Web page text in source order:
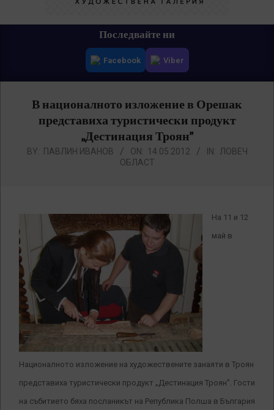
Последвайте ни
Facebook Viber
В националното изложение в Орешак
представиха туристически продукт
„Дестинация Троян”
BY: ПАВЛИН ИВАНОВ ON: 14.05.2012 IN: ЛОВЕЧ
ОБЛАСТ
На 11 и 12
май в
Националното изложение на художествените занаяти в Троян
представиха туристически продукт „Дестинация Троян”. Гости
на събитието бяха посланикът на Република Полша в България